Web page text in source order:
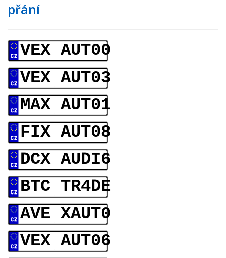
přání
VEX AUT00
VEX AUT03
MAX AUT01
FIX AUT08
DCX AUDI6
BTC TR4DE
AVE XAUT0
VEX AUT06